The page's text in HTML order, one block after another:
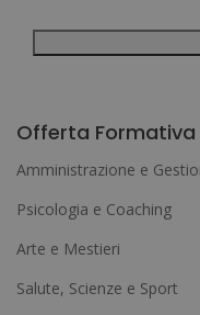
ricevere informazioni
l
r
n
a
Offerta Formativa
Amministrazione e
Psicologia e Coaching
Arte e Mestieri
Salute, Scienze e Sport